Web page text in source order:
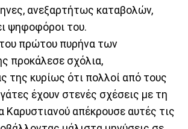
ανεξαρτήτως καταβολών,
ψηφοφόροι του.
πρώτου πυρήνα των
προκάλεσε σχόλια,
της κυρίως ότι πολλοί από τους
έχουν στενές σχέσεις με τη
απέκρουσε αυτές τις